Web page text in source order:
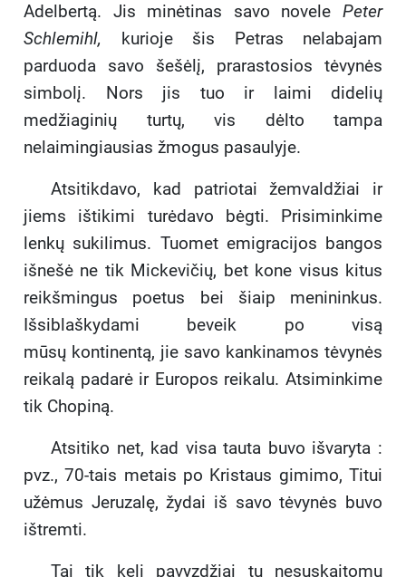
Adelbertą. Jis minėtinas savo novele Peter
Schlemihl, kurioje šis Petras nelabajam
parduoda savo šešėlį, prarastosios tėvynės
simbolį. Nors jis tuo ir laimi didelių
medžiaginių turtų, vis dėlto tampa
nelaimingiausias žmogus pasaulyje.
Atsitikdavo, kad patriotai žemvaldžiai ir
jiems ištikimi turėdavo bėgti. Prisiminkime
lenkų sukilimus. Tuomet emigracijos bangos
išnešė ne tik Mickevičių, bet kone visus kitus
reikšmingus poetus bei šiaip menininkus.
Išsiblaškydami beveik po visą
mūsų kontinentą, jie savo kankinamos tėvynės
reikalą padarė ir Europos reikalu. Atsiminkime
tik Chopiną.
Atsitiko net, kad visa tauta buvo išvaryta :
pvz., 70-tais metais po Kristaus gimimo, Titui
užėmus Jeruzalę, žydai iš savo tėvynės buvo
ištremti.
Tai tik keli pavyzdžiai tų nesuskaitomų